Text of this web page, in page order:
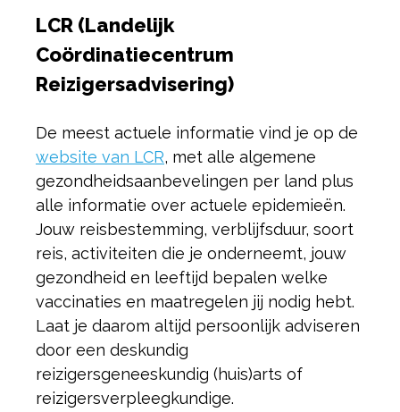
LCR (Landelijk
Coördinatiecentrum
Reizigersadvisering)
De meest actuele informatie vind je op de
website van LCR, met alle algemene
gezondheidsaanbevelingen per land plus
alle informatie over actuele epidemieën.
Jouw reisbestemming, verblijfsduur, soort
reis, activiteiten die je onderneemt, jouw
gezondheid en leeftijd bepalen welke
vaccinaties en maatregelen jij nodig hebt.
Laat je daarom altijd persoonlijk adviseren
door een deskundig
reizigersgeneeskundig (huis)arts of
reizigersverpleegkundige.